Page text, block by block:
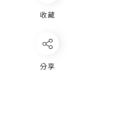
收藏
分享